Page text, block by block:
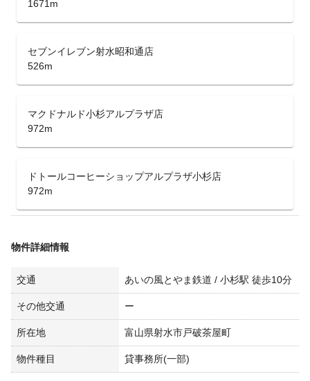
1671m
セブンイレブン射水昭和通店
526m
マクドナルド小杉アルプラザ店
972m
ドトールコーヒーショップアルプラザ小杉店
972m
物件詳細情報
交通 あいの風とやま鉄道 / 小杉駅 徒歩10分
その他交通 ー
所在地 富山県射水市戸破茶屋町
物件種目 貸事務所(一部)